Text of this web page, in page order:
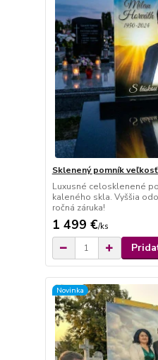
Sklenený pomník
Luxusné celosklenené
kaleného skla. Vyššia
ročná záruka!
1 499 €/ks
Novinka